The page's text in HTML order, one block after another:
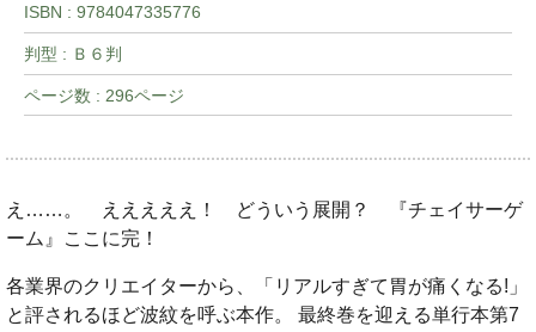
ISBN : 9784047335776
判型 : Ｂ６判
ページ数 : 296ページ
え……。 えええええ！ どういう展開？ 『チェイサーゲ
ーム』ここに完！
各業界のクリエイターから、「リアルすぎて胃が痛くなる!」
と評されるほど波紋を呼ぶ本作。 最終巻を迎える単行本第7